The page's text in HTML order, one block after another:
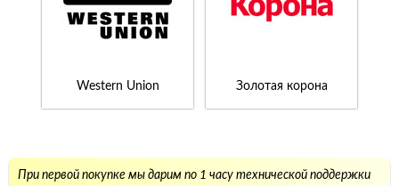
Western Union Золотая корона
При первой покупке мы дарим по 1 часу технической поддержки